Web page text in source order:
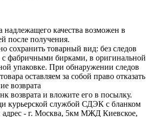
надлежащего качества возможен в
после получения.
сохранить товарный вид: без следов
с фабричными бирками, в оригинальной
упаковке. При обнаружении следов
оставляем за собой право отказать
возврата
возврата и вложите его в посылку.
курьерской службой СДЭК с бланком
- г. Москва, 5км МЖД Киевское,